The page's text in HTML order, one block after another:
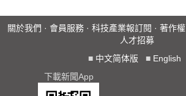
關於我們 · 會員服務 · 科技產業報訂閱 · 著作權
人才招募
■ 中文简体版 ■ English
下載新聞App